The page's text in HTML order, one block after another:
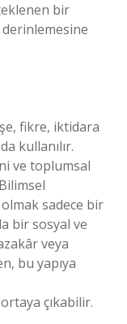
bir
derinlemesine
fikre, iktidara
kullanılır.
ve toplumsal
olmak sadece bir
bir sosyal ve
veya
bu yapıya
çıkabilir.